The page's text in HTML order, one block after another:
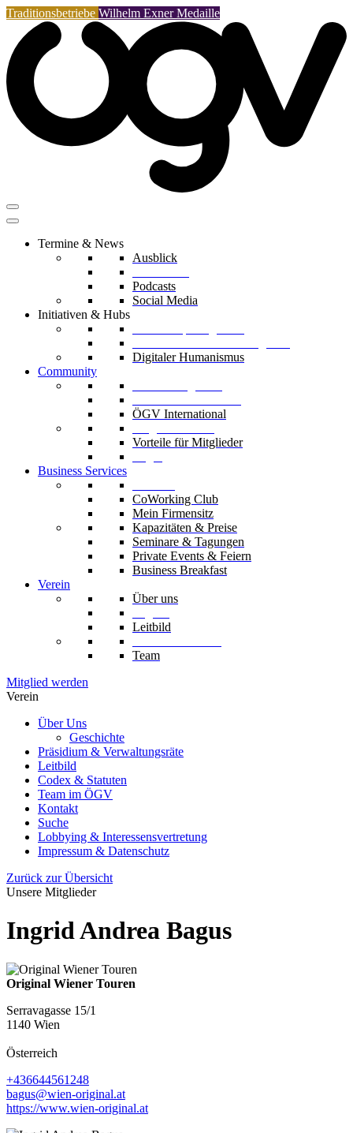
Traditionsbetriebe Wilhelm Exner Medaille
Termine & News
Ausblick
Podcasts
Social Media
Initiativen & Hubs
Digitaler Humanismus
Community
ÖGV International
Vorteile für Mitglieder
Business Services
CoWorking Club
Mein Firmensitz
Kapazitäten & Preise
Seminare & Tagungen
Private Events & Feiern
Business Breakfast
Verein
Über uns
Leitbild
Team
Mitglied werden
Verein
Über Uns
Geschichte
Präsidium & Verwaltungsräte
Leitbild
Codex & Statuten
Team im ÖGV
Kontakt
Suche
Lobbying & Interessensvertretung
Impressum & Datenschutz
Zurück zur Übersicht
Unsere Mitglieder
Ingrid Andrea Bagus
Original Wiener Touren
Serravagasse 15/1
1140 Wien
Österreich
+436644561248
bagus@wien-original.at
https://www.wien-original.at